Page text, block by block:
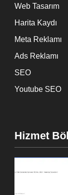
Web Tasarım
Harita Kaydı
Meta Reklamı
Ads Reklamı
SEO
Youtube SEO
Hizmet